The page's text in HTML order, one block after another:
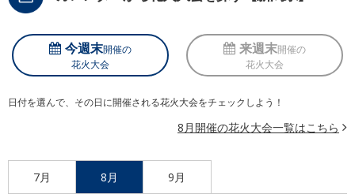
今週末開催の
花火大会
来週末開催の
花火大会
日付を選んで、その日に開催される花火大会をチェックしよう！
8月開催の花火大会一覧はこちら
7月 8月 9月